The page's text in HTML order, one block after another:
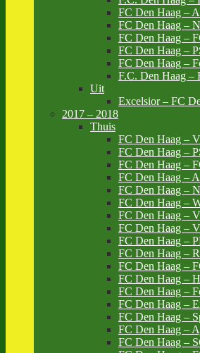
FC Den Haag –
FC Den Haag –
FC Den Haag –
FC Den Haag –
FC Den Haag –
F.C. Den Haag –
Uit
Excelsior – FC
2017 – 2018
Thuis
FC Den Haag –
FC Den Haag –
FC Den Haag –
FC Den Haag –
FC Den Haag –
FC Den Haag –
FC Den Haag –
FC Den Haag –
FC Den Haag –
FC Den Haag –
FC Den Haag –
FC Den Haag –
FC Den Haag –
FC Den Haag –
FC Den Haag –
FC Den Haag –
FC Den Haag –